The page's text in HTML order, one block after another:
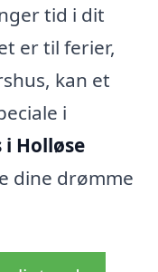
tid i dit
er til ferier,
kan et
i
Holløse
dine drømme